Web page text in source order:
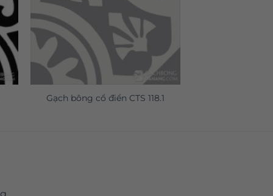
Gạch bông cổ điển CTS 118.1